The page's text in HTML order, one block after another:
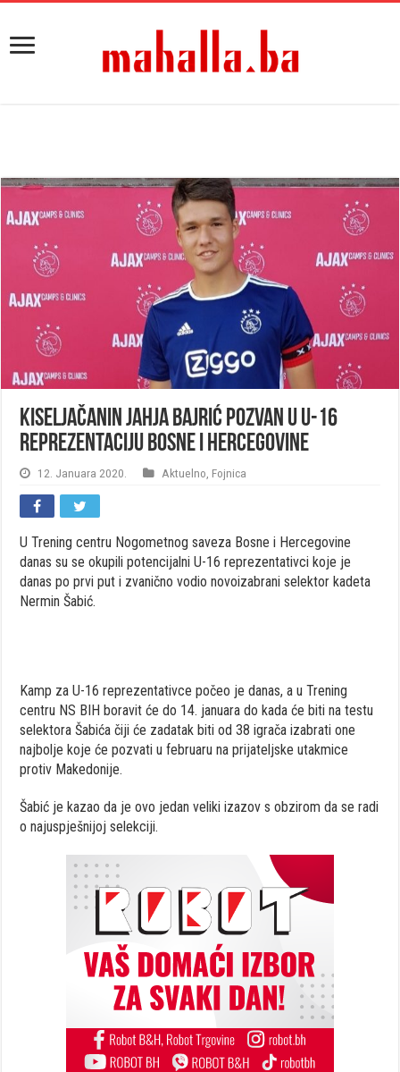
Kiseljačanin Jahja Bajrić pozvan u U-16
reprezentaciju Bosne i Hercegovine
12. Januara 2020. Aktuelno, Fojnica
U Trening centru Nogometnog saveza Bosne i Hercegovine
danas su se okupili potencijalni U-16 reprezentativci koje je
danas po prvi put i zvanično vodio novoizabrani selektor kadeta
Nermin Šabić.
Kamp za U-16 reprezentativce počeo je danas, a u Trening
centru NS BIH boravit će do 14. januara do kada će biti na testu
selektora Šabića čiji će zadatak biti od 38 igrača izabrati one
najbolje koje će pozvati u februaru na prijateljske utakmice
protiv Makedonije.
Šabić je kazao da je ovo jedan veliki izazov s obzirom da se radi
o najuspješnijoj selekciji.